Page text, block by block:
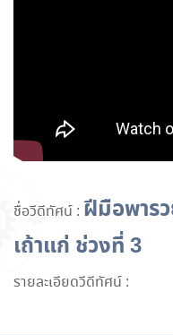
ชื่อวีดีทัศน์ : ฝีมือพาร
เถ้าแก่ ช่วงที่ 3
รายละเอียดวีดีทัศน์ :